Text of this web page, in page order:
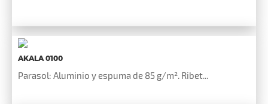
AKALA 0100
Parasol: Aluminio y espuma de 85 g/m². Ribet...